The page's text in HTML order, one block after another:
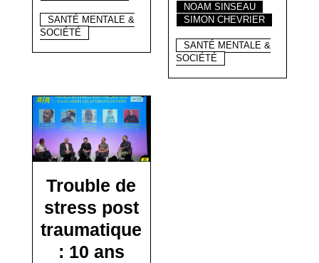
SANTÉ MENTALE &
SOCIÉTÉ
NOAM SINSEAU
SIMON CHEVRIER
SANTÉ MENTALE &
SOCIÉTÉ
Trouble de
stress post
traumatique
: 10 ans